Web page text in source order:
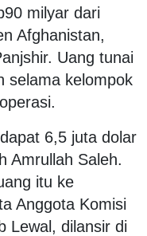
milyar dari
Afghanistan,
Uang tunai
selama kelompok
6,5 juta dolar
Amrullah Saleh.
itu ke
Anggota Komisi
Lewal, dilansir di